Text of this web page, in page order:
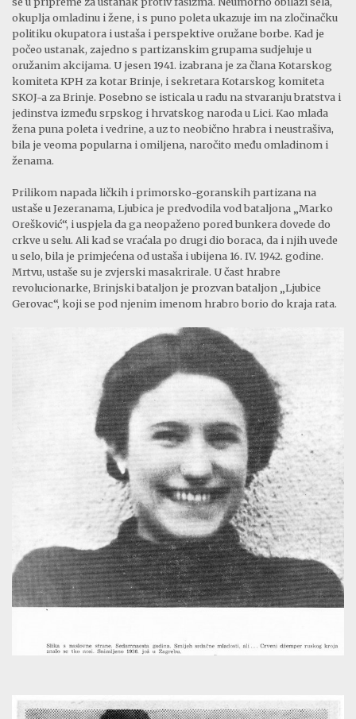
okuplja omladinu i žene, i s puno poleta ukazuje im na zločinačku
politiku okupatora i ustaša i perspektive oružane borbe. Kad je
počeo ustanak, zajedno s partizanskim grupama sudjeluje u
oružanim akcijama. U jesen 1941. izabrana je za člana Kotarskog
komiteta KPH za kotar Brinje, i sekretara Kotarskog komiteta
SKOJ-a za Brinje. Posebno se isticala u radu na stvaranju bratstva i
jedinstva između srpskog i hrvatskog naroda u Lici. Kao mlada
žena puna poleta i vedrine, a uz to neobično hrabra i neustrašiva,
bila je veoma popularna i omiljena, naročito među omladinom i
ženama.
Prilikom napada ličkih i primorsko-goranskih partizana na
ustaše u Jezeranama, Ljubica je predvodila vod bataljona „Marko
Orešković“, i uspjela da ga neopaženo pored bunkera dovede do
crkve u selu. Ali kad se vraćala po drugi dio boraca, da i njih uvede
u selo, bila je primjećena od ustaša i ubijena 16. IV. 1942. godine.
Mrtvu, ustaše su je zvjerski masakrirale. U čast hrabre
revolucionarke, Brinjski bataljon je prozvan bataljon „Ljubice
Gerovac“, koji se pod njenim imenom hrabro borio do kraja rata.